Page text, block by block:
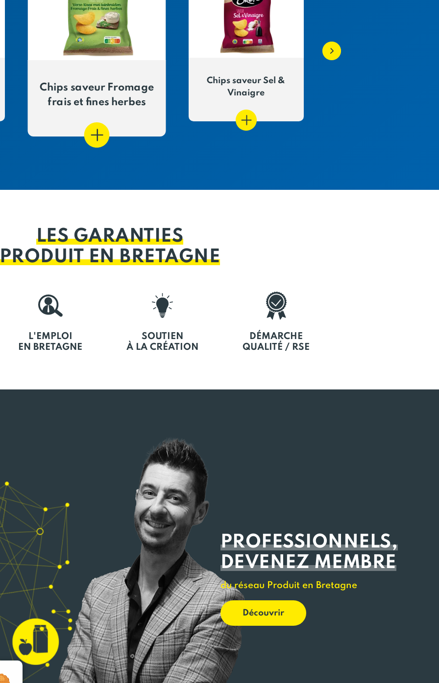
Chips saveur Fromage
frais et fines herbes
Chips saveur Sel &
Vinaigre
LES GARANTIES
EN BRETAGNE
L'EMPLOI
EN BRETAGNE
SOUTIEN
À LA CRÉATION
DÉMARCHE
QUALITÉ / RSE
PROFESSIONNELS,
DEVENEZ MEMBRE
du réseau Produit en Bretagne
Découvrir